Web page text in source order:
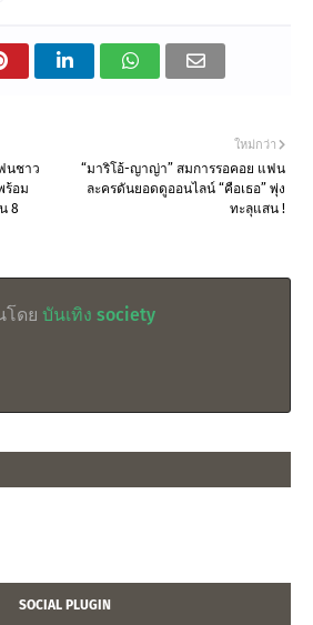
ใหม่กว่า
“มาริโอ้-ญาญ่า” สมการรอคอย แฟน
ละครดันยอดดูออนไลน์ “คือเธอ” พุ่ง
ทะลุแสน !
นชาว
ร้อม
8
โดย บันเทิง society
SOCIAL PLUGIN